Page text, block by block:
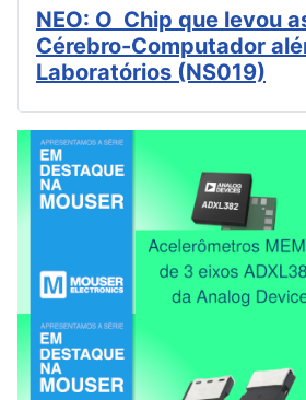
NEO: O Chip que levou
Cérebro-Computador
Laboratórios (NS019)